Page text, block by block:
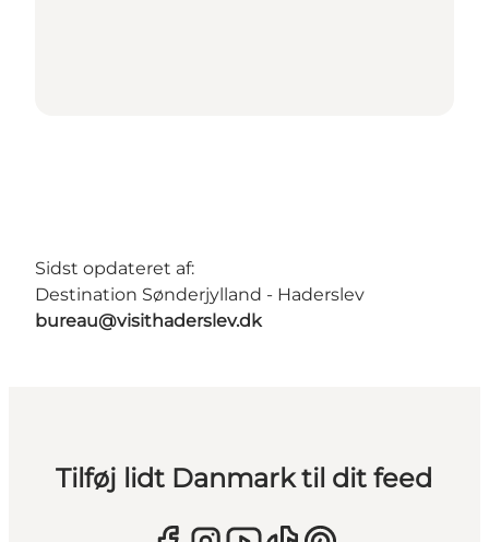
Sidst opdateret af:
Destination Sønderjylland - Haderslev
bureau@visithaderslev.dk
Tilføj lidt Danmark til dit feed